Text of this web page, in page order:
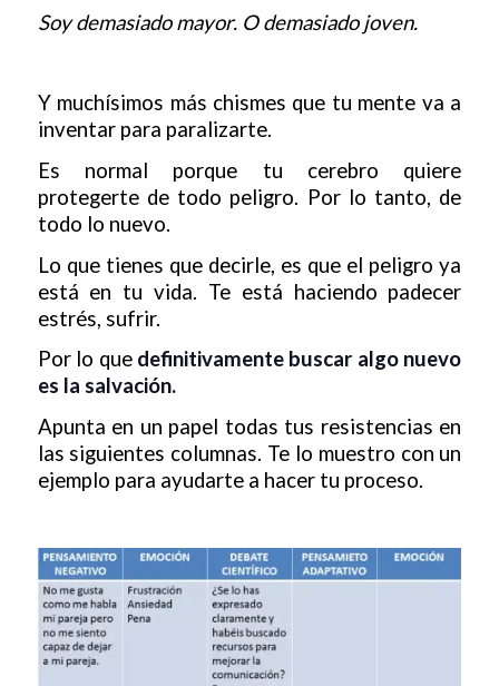
Soy demasiado mayor. O demasiado joven.
Y muchísimos más chismes que tu mente va a
inventar para paralizarte.
Es normal porque tu cerebro quiere
protegerte de todo peligro. Por lo tanto, de
todo lo nuevo.
Lo que tienes que decirle, es que el peligro ya
está en tu vida. Te está haciendo padecer
estrés, sufrir.
Por lo que definitivamente buscar algo nuevo
es la salvación.
Apunta en un papel todas tus resistencias en
las siguientes columnas. Te lo muestro con un
ejemplo para ayudarte a hacer tu proceso.